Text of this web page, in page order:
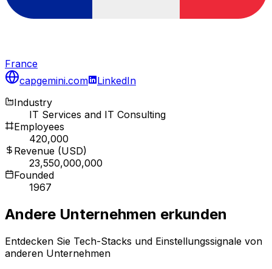
France
capgemini.com
LinkedIn
Industry
IT Services and IT Consulting
Employees
420,000
Revenue (USD)
23,550,000,000
Founded
1967
Andere Unternehmen erkunden
Entdecken Sie Tech-Stacks und Einstellungssignale von
anderen Unternehmen